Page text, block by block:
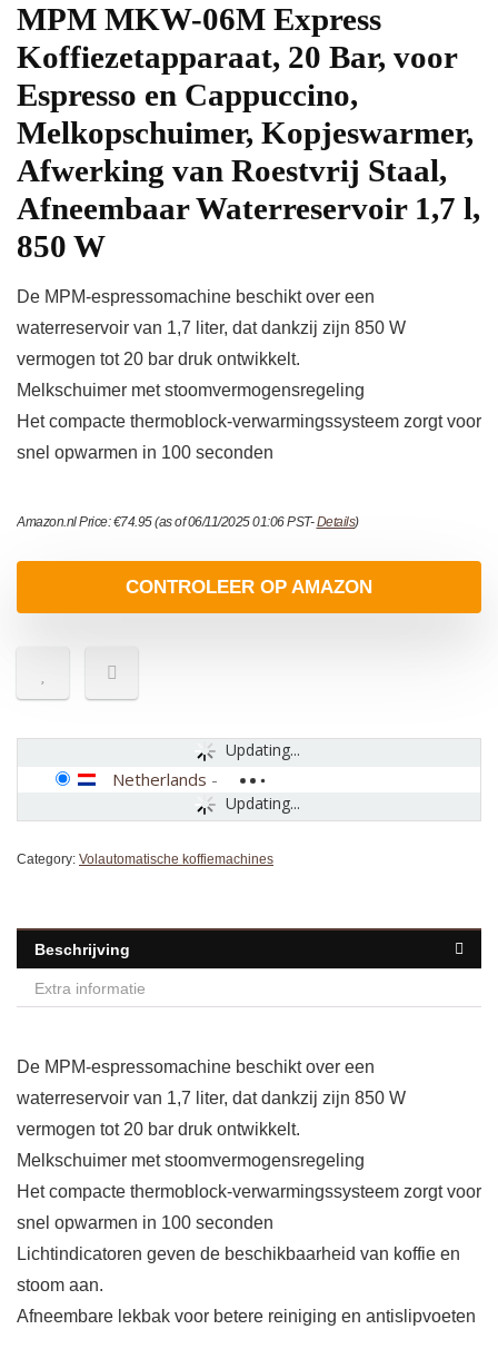
MPM MKW-06M Express
Koffiezetapparaat, 20 Bar, voor
Espresso en Cappuccino,
Melkopschuimer, Kopjeswarmer,
Afwerking van Roestvrij Staal,
Afneembaar Waterreservoir 1,7 l,
850 W
De MPM-espressomachine beschikt over een
waterreservoir van 1,7 liter, dat dankzij zijn 850 W
vermogen tot 20 bar druk ontwikkelt.
Melkschuimer met stoomvermogensregeling
Het compacte thermoblock-verwarmingssysteem zorgt voor
snel opwarmen in 100 seconden
Amazon.nl Price:€74.95(as of 06/11/2025 01:06 PST-Details)
CONTROLEER OP AMAZON
Updating...
Updating...
Netherlands -
Category: Volautomatische koffiemachines
Beschrijving
Extra informatie
De MPM-espressomachine beschikt over een
waterreservoir van 1,7 liter, dat dankzij zijn 850 W
vermogen tot 20 bar druk ontwikkelt.
Melkschuimer met stoomvermogensregeling
Het compacte thermoblock-verwarmingssysteem zorgt voor
snel opwarmen in 100 seconden
Lichtindicatoren geven de beschikbaarheid van koffie en
stoom aan.
Afneembare lekbak voor betere reiniging en antislipvoeten